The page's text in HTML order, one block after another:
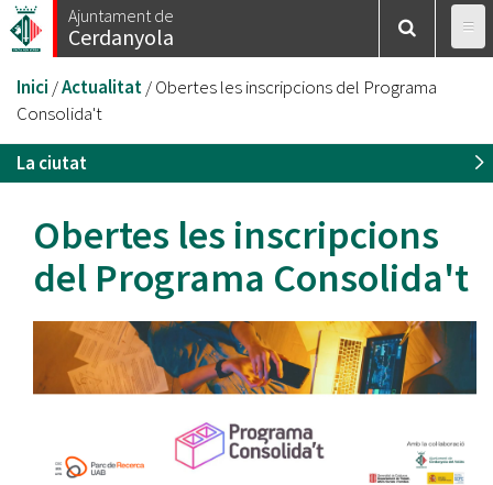
Vés
al
Ajuntament de
Cerdanyola
Esteu
aquí
Inici /Actualitat/Obertes les inscripcions del Programa
Consolida't
La ciutat
Obertes les inscripcions
del Programa Consolida't